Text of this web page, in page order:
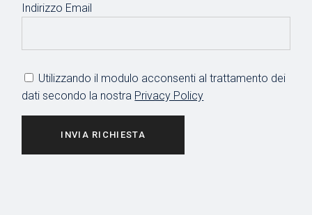
Indirizzo Email
Utilizzando il modulo acconsenti al trattamento dei
dati secondo la nostra Privacy Policy
INVIA RICHIESTA